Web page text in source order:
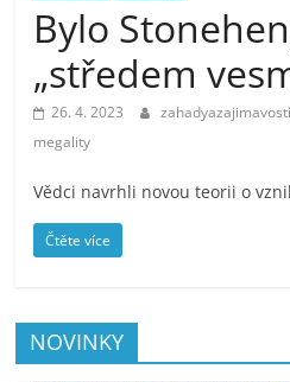
Bylo
„středem
26. 4. 2023 zahadyazajimavosti
megality
Vědci navrhli novou teorii o
Čtěte více
NOVINKY